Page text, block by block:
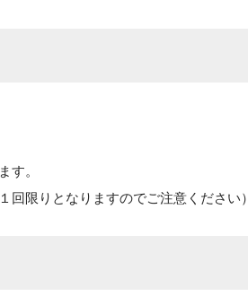
す。
限りとなりますのでご注意ください）